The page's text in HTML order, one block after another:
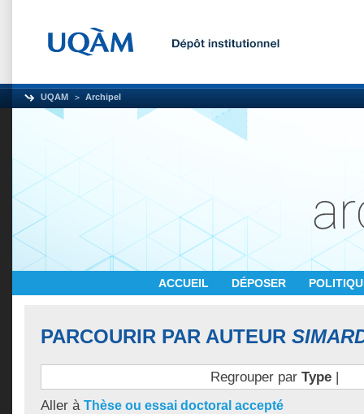
UQAM Archipel
ACCUEIL DÉPOSER
PARCOURIR PAR AUTEUR
Regrouper par Type|
Aller à Thèse ou essai doctoral accepté